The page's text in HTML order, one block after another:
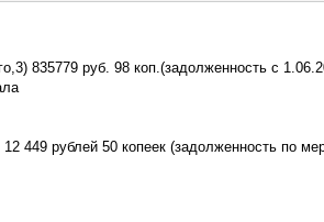
835779 руб. 98 коп.(задолженность с
449 рублей 50 копеек (задолженность по